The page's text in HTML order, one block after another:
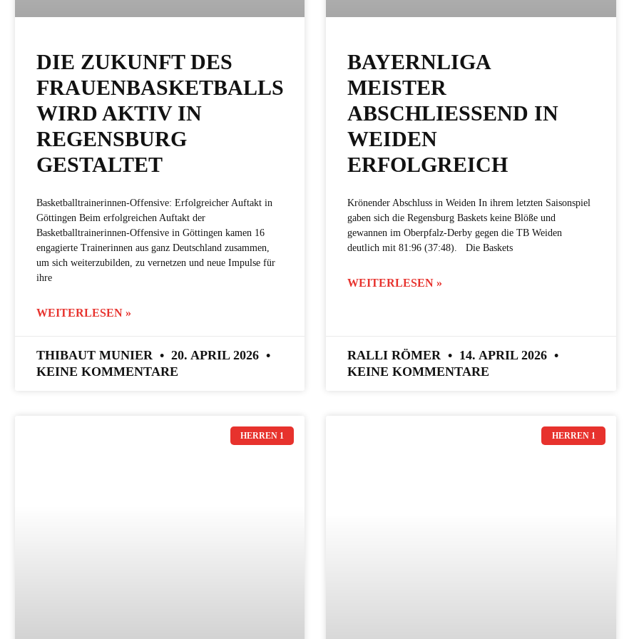
DIE ZUKUNFT DES
FRAUENBASKETBALLS
WIRD AKTIV IN
REGENSBURG
GESTALTET
Basketballtrainerinnen-Offensive: Erfolgreicher Auftakt in
Göttingen Beim erfolgreichen Auftakt der
Basketballtrainerinnen-Offensive in Göttingen kamen 16
engagierte Trainerinnen aus ganz Deutschland zusammen,
um sich weiterzubilden, zu vernetzen und neue Impulse für
ihre
WEITERLESEN »
THIBAUT MUNIER
20. APRIL 2026
KEINE KOMMENTARE
BAYERNLIGA
MEISTER
ABSCHLIESSEND IN W
EIDEN E
RFOLGREICH
Krönender Abschluss in Weiden In ihrem letzten Saisonspiel
gaben sich die Regensburg Baskets keine Blöße und
gewannen im Oberpfalz-Derby gegen die TB Weiden
deutlich mit 81:96 (37:48). Die Baskets
WEITERLESEN »
RALLI RÖMER
14. APRIL 2026
KEINE KOMMENTARE
HERREN 1 HERREN 1